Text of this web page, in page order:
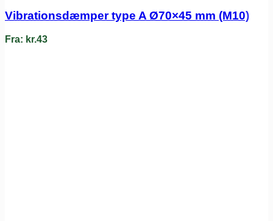
Vibrationsdæmper type A Ø70×45 mm (M10)
Fra: kr.43